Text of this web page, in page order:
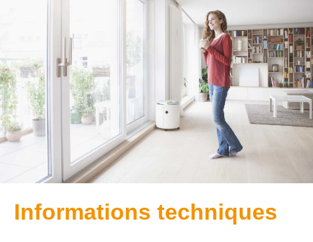
Informations techniques